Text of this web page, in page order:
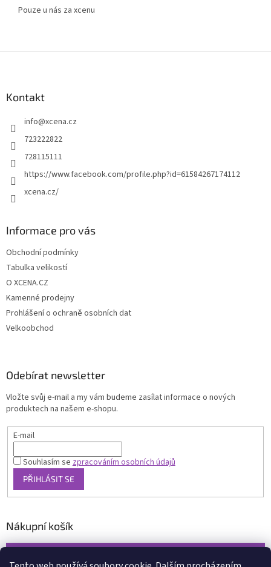
Pouze u nás za xcenu
Kontakt
info@xcena.cz
723222822
728115111
https://www.facebook.com/profile.php?id=61584267174112
xcena.cz/
Informace pro vás
Obchodní podmínky
Tabulka velikostí
O XCENA.CZ
Kamenné prodejny
Prohlášení o ochraně osobních dat
Velkoobchod
Odebírat newsletter
Vložte svůj e-mail a my vám budeme zasílat informace o nových
produktech na našem e-shopu.
E-mail
Souhlasím sezpracováním osobních údajů
PŘIHLÁSIT SE
Nákupní košík